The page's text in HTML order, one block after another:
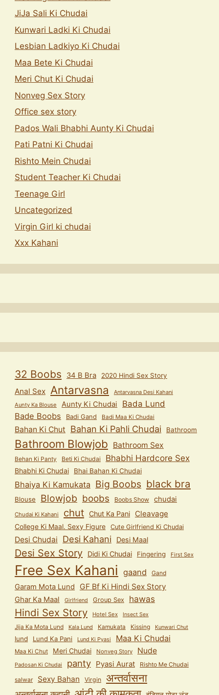
JiJa Sali Ki Chudai
Kunwari Ladki Ki Chudai
Lesbian Ladkiyo Ki Chudai
Maa Bete Ki Chudai
Meri Chut Ki Chudai
Nonveg Sex Story
Office sex story
Pados Wali Bhabhi Aunty Ki Chudai
Pati Patni Ki Chudai
Rishto Mein Chudai
Student Teacher Ki Chudai
Teenage Girl
Uncategorized
Virgin Girl ki chudai
Xxx Kahani
32 Boobs 34 B Bra 2020 Hindi Sex Story
Anal Sex Antarvasna
Antarvasna Desi Kahani
Aunty Ka Blouse
Aunty Ki Chudai
Bada Lund
Bade Boobs
Badi Gand Badi Maa Ki Chudai
Bahan Ki Chut Bahan Ki Pahli Chudai Bathroom
Bathroom Blowjob Bathroom Sex
Behan Ki Panty Beti Ki Chudai Bhabhi Hardcore Sex
Bhabhi Ki Chudai Bhai Bahan Ki Chudai
Bhaiya Ki Kamukata Big Boobs black bra
Blouse Blowjob boobs Boobs Show chudai
Chudai Ki Kahani chut Chut Ka Pani Cleavage
College Ki Maal. Sexy Figure Cute Girlfriend Ki Chudai
Desi Chudai Desi Kahani Desi Maal
Desi Sex Story Didi Ki Chudai Fingering First Sex
Free Sex Kahani gaand Gand
Garam Mota Lund GF Bf Ki Hindi Sex Story
Ghar Ka Maal Girlfriend Group Sex hawas
Hindi Sex Story Hotel Sex Insect Sex
Jija Ka Mota Lund Kala Lund Kamukata Kissing Kunwari Chut
lund Lund Ka Pani Lund Ki Pyasi Maa Ki Chudai
Maa Ki Chut Meri Chudai Nonveg Story Nude
Padosan Ki Chudai panty Pyasi Aurat Rishto Me Chudai
salwar Sexy Bahan Virgin अन्तर्वासना